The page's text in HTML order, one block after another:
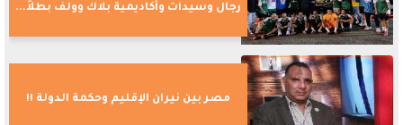
رجال وسيدات وأكاديمية بلاك وولف بطلاً...
مصر بين نيران الإقليم وحكمة الدولة !!